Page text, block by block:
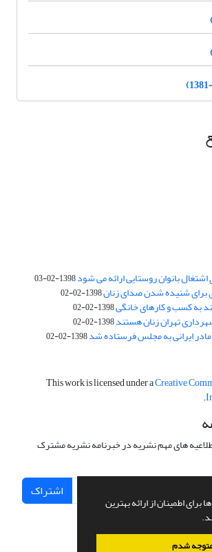
اطمینان از ارائه بهترین
شدم
بانوان روستایی ارائه می شود1398-02-03
شنیده شدن صدای زنان1398-02-02
1398-02-02
1398-02-02
مادر ایرانی به مجلس فرستاده شد1398-02-02
This work is licensed under aCreative
.
های مهم نشریه در خبرنامه نشریه مشترک
اشتراک